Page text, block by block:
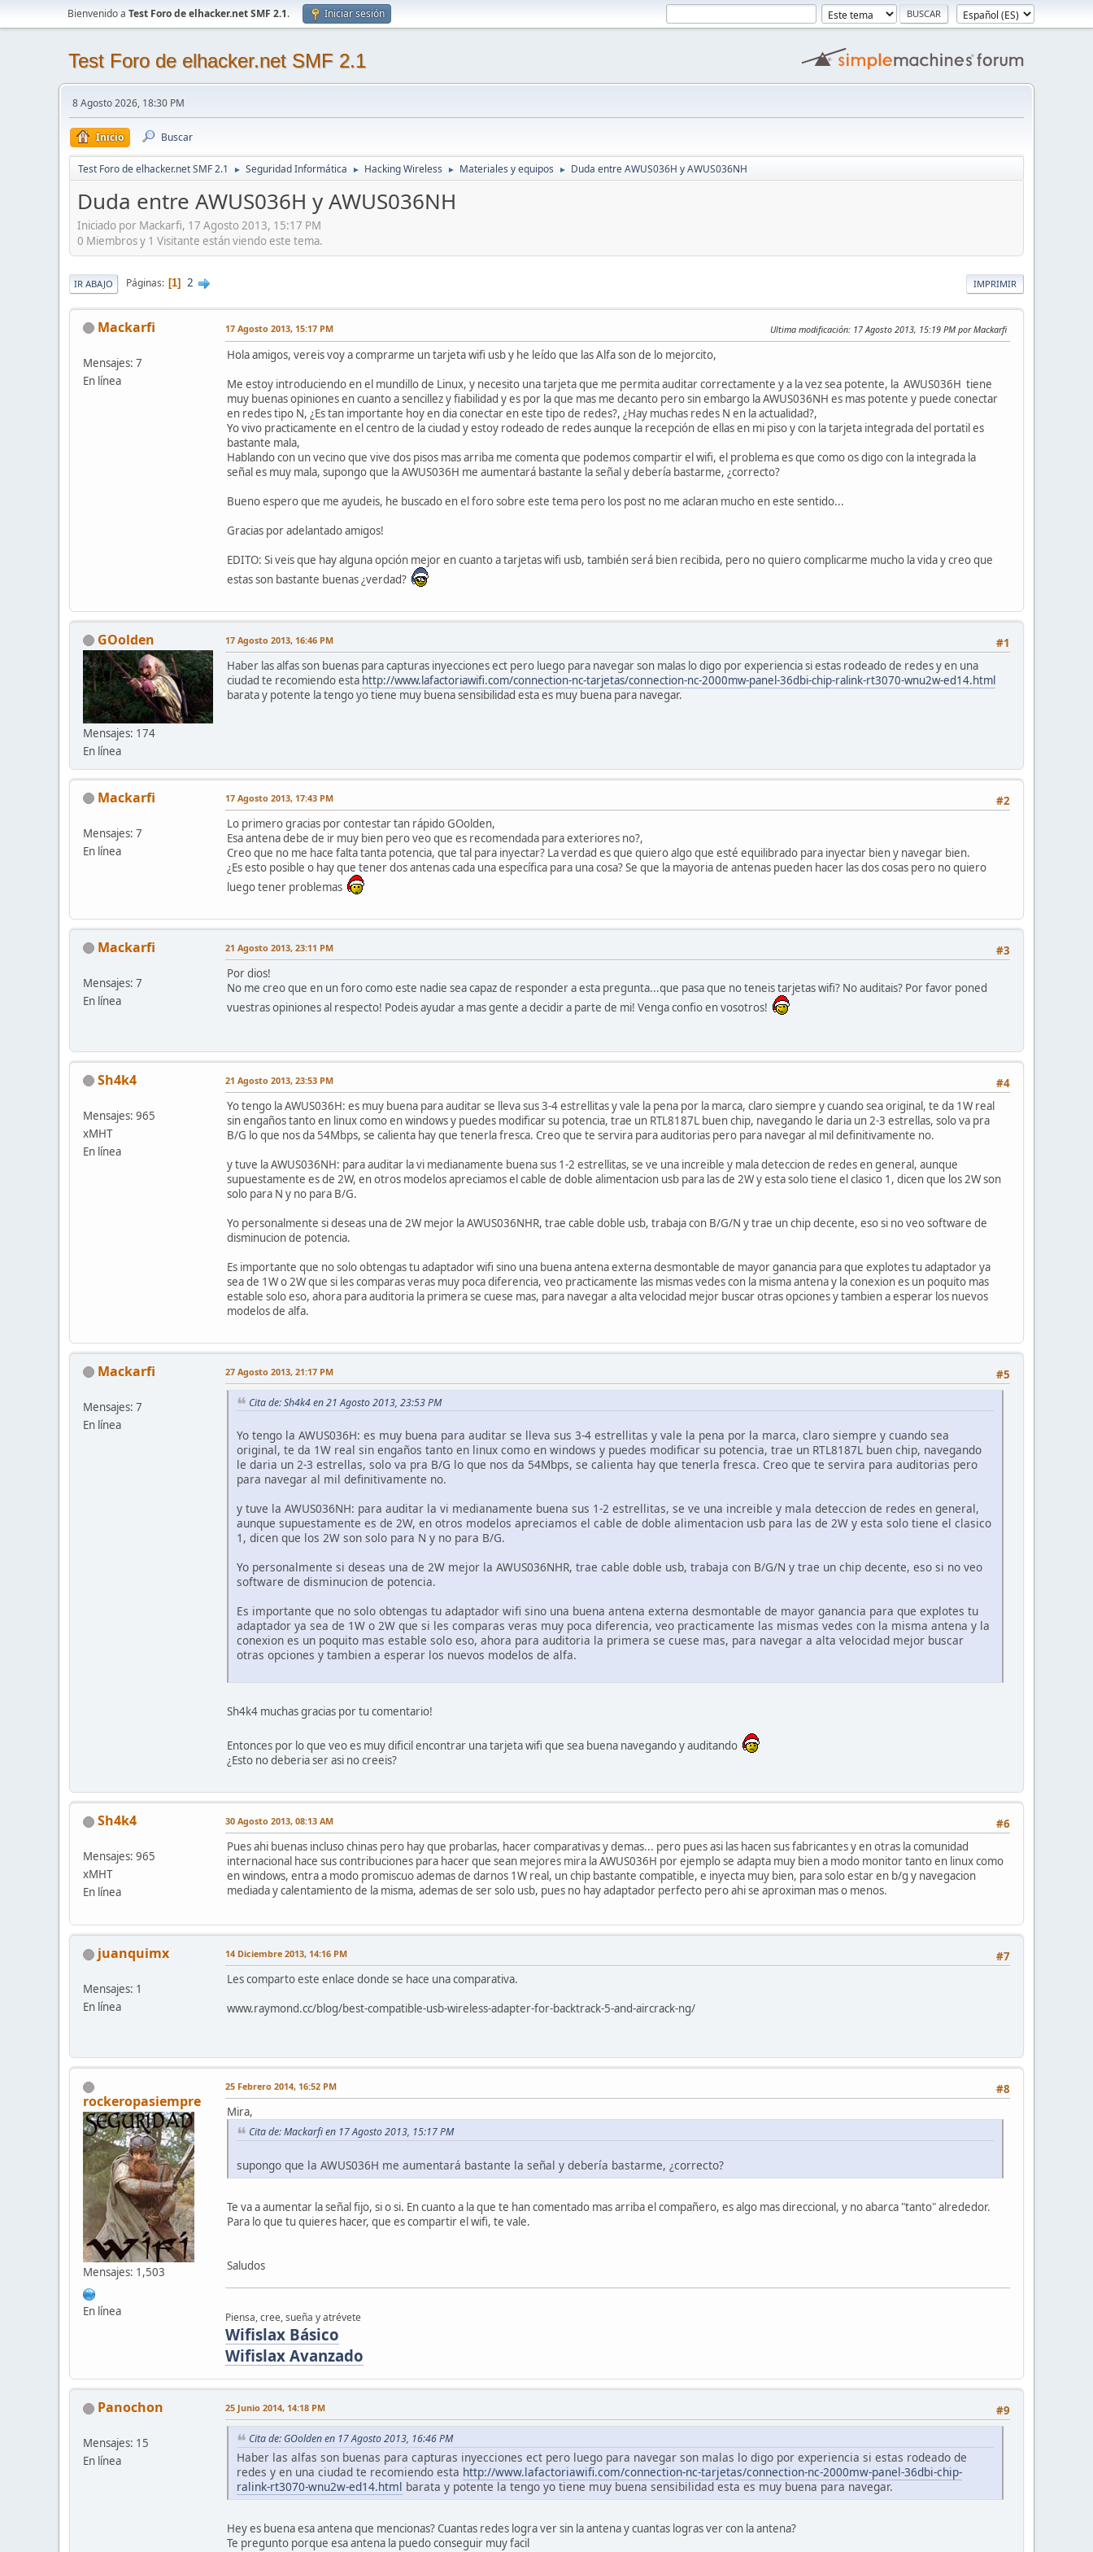
Bienvenido a Test Foro de elhacker.net SMF 2.1. Iniciar sesión
Test Foro de elhacker.net SMF 2.1
8 Agosto 2026, 18:30 PM
Inicio Buscar
Test Foro de elhacker.net SMF 2.1 ► Seguridad Informática ► Hacking Wireless ► Materiales y equipos ► Duda entre AWUS036H y AWUS036NH
Duda entre AWUS036H y AWUS036NH
Iniciado por Mackarfi, 17 Agosto 2013, 15:17 PM
0 Miembros y 1 Visitante están viendo este tema.
IMPRIMIR
IR ABAJO Páginas 1 2
Mackarfi
Mensajes: 7
En línea
17 Agosto 2013, 15:17 PM Ultima modificación: 17 Agosto 2013, 15:19 PM por Mackarfi
Hola amigos, vereis voy a comprarme un tarjeta wifi usb y he leído que las Alfa son de lo mejorcito,
Me estoy introduciendo en el mundillo de Linux, y necesito una tarjeta que me permita auditar correctamente y a la vez sea potente, la AWUS036H tiene
muy buenas opiniones en cuanto a sencillez y fiabilidad y es por la que mas me decanto pero sin embargo la AWUS036NH es mas potente y puede conectar
en redes tipo N, ¿Es tan importante hoy en dia conectar en este tipo de redes?, ¿Hay muchas redes N en la actualidad?,
Yo vivo practicamente en el centro de la ciudad y estoy rodeado de redes aunque la recepción de ellas en mi piso y con la tarjeta integrada del portatil es
bastante mala,
Hablando con un vecino que vive dos pisos mas arriba me comenta que podemos compartir el wifi, el problema es que como os digo con la integrada la
señal es muy mala, supongo que la AWUS036H me aumentará bastante la señal y debería bastarme, ¿correcto?
Bueno espero que me ayudeis, he buscado en el foro sobre este tema pero los post no me aclaran mucho en este sentido...
Gracias por adelantado amigos!
EDITO: Si veis que hay alguna opción mejor en cuanto a tarjetas wifi usb, también será bien recibida, pero no quiero complicarme mucho la vida y creo que
estas son bastante buenas ¿verdad?
GOolden
Mensajes: 174
En línea
#1
17 Agosto 2013, 16:46 PM
Haber las alfas son buenas para capturas inyecciones ect pero luego para navegar son malas lo digo por experiencia si estas rodeado de redes y en una
ciudad te recomiendo esta http://www.lafactoriawifi.com/connection-nc-tarjetas/connection-nc-2000mw-panel-36dbi-chip-ralink-rt3070-wnu2w-ed14.html
barata y potente la tengo yo tiene muy buena sensibilidad esta es muy buena para navegar.
Mackarfi
Mensajes: 7
En línea
#2
17 Agosto 2013, 17:43 PM
Lo primero gracias por contestar tan rápido GOolden,
Esa antena debe de ir muy bien pero veo que es recomendada para exteriores no?,
Creo que no me hace falta tanta potencia, que tal para inyectar? La verdad es que quiero algo que esté equilibrado para inyectar bien y navegar bien.
¿Es esto posible o hay que tener dos antenas cada una específica para una cosa? Se que la mayoria de antenas pueden hacer las dos cosas pero no quiero
luego tener problemas
Mackarfi
Mensajes: 7
En línea
#3
21 Agosto 2013, 23:11 PM
Por dios!
No me creo que en un foro como este nadie sea capaz de responder a esta pregunta...que pasa que no teneis tarjetas wifi? No auditais? Por favor poned
vuestras opiniones al respecto! Podeis ayudar a mas gente a decidir a parte de mi! Venga confio en vosotros!
Sh4k4
Mensajes: 965
xMHT
En línea
#4
21 Agosto 2013, 23:53 PM
Yo tengo la AWUS036H: es muy buena para auditar se lleva sus 3-4 estrellitas y vale la pena por la marca, claro siempre y cuando sea original, te da 1W real
sin engaños tanto en linux como en windows y puedes modificar su potencia, trae un RTL8187L buen chip, navegando le daria un 2-3 estrellas, solo va pra
B/G lo que nos da 54Mbps, se calienta hay que tenerla fresca. Creo que te servira para auditorias pero para navegar al mil definitivamente no.
y tuve la AWUS036NH: para auditar la vi medianamente buena sus 1-2 estrellitas, se ve una increible y mala deteccion de redes en general, aunque
supuestamente es de 2W, en otros modelos apreciamos el cable de doble alimentacion usb para las de 2W y esta solo tiene el clasico 1, dicen que los 2W son
solo para N y no para B/G.
Yo personalmente si deseas una de 2W mejor la AWUS036NHR, trae cable doble usb, trabaja con B/G/N y trae un chip decente, eso si no veo software de
disminucion de potencia.
Es importante que no solo obtengas tu adaptador wifi sino una buena antena externa desmontable de mayor ganancia para que explotes tu adaptador ya
sea de 1W o 2W que si les comparas veras muy poca diferencia, veo practicamente las mismas vedes con la misma antena y la conexion es un poquito mas
estable solo eso, ahora para auditoria la primera se cuese mas, para navegar a alta velocidad mejor buscar otras opciones y tambien a esperar los nuevos
modelos de alfa.
Mackarfi
Mensajes: 7
En línea
#5
27 Agosto 2013, 21:17 PM
Cita de: Sh4k4 en 21 Agosto 2013, 23:53 PM
Yo tengo la AWUS036H: es muy buena para auditar se lleva sus 3-4 estrellitas y vale la pena por la marca, claro siempre y cuando sea
original, te da 1W real sin engaños tanto en linux como en windows y puedes modificar su potencia, trae un RTL8187L buen chip, navegando
le daria un 2-3 estrellas, solo va pra B/G lo que nos da 54Mbps, se calienta hay que tenerla fresca. Creo que te servira para auditorias pero
para navegar al mil definitivamente no.
y tuve la AWUS036NH: para auditar la vi medianamente buena sus 1-2 estrellitas, se ve una increible y mala deteccion de redes en general,
aunque supuestamente es de 2W, en otros modelos apreciamos el cable de doble alimentacion usb para las de 2W y esta solo tiene el clasico
1, dicen que los 2W son solo para N y no para B/G.
Yo personalmente si deseas una de 2W mejor la AWUS036NHR, trae cable doble usb, trabaja con B/G/N y trae un chip decente, eso si no veo
software de disminucion de potencia.
Es importante que no solo obtengas tu adaptador wifi sino una buena antena externa desmontable de mayor ganancia para que explotes tu
adaptador ya sea de 1W o 2W que si les comparas veras muy poca diferencia, veo practicamente las mismas vedes con la misma antena y la
conexion es un poquito mas estable solo eso, ahora para auditoria la primera se cuese mas, para navegar a alta velocidad mejor buscar
otras opciones y tambien a esperar los nuevos modelos de alfa.
Sh4k4 muchas gracias por tu comentario!
Entonces por lo que veo es muy dificil encontrar una tarjeta wifi que sea buena navegando y auditando
¿Esto no deberia ser asi no creeis?
Sh4k4
Mensajes: 965
xMHT
En línea
#6
30 Agosto 2013, 08:13 AM
Pues ahi buenas incluso chinas pero hay que probarlas, hacer comparativas y demas... pero pues asi las hacen sus fabricantes y en otras la comunidad
internacional hace sus contribuciones para hacer que sean mejores mira la AWUS036H por ejemplo se adapta muy bien a modo monitor tanto en linux como
en windows, entra a modo promiscuo ademas de darnos 1W real, un chip bastante compatible, e inyecta muy bien, para solo estar en b/g y navegacion
mediada y calentamiento de la misma, ademas de ser solo usb, pues no hay adaptador perfecto pero ahi se aproximan mas o menos.
juanquimx
Mensajes: 1
En línea
#7
14 Diciembre 2013, 14:16 PM
Les comparto este enlace donde se hace una comparativa.
www.raymond.cc/blog/best-compatible-usb-wireless-adapter-for-backtrack-5-and-aircrack-ng/
rockeropasiempre
Mensajes: 1,503
En línea
#8
25 Febrero 2014, 16:52 PM
Mira,
Cita de: Mackarfi en 17 Agosto 2013, 15:17 PM
supongo que la AWUS036H me aumentará bastante la señal y debería bastarme, ¿correcto?
Te va a aumentar la señal fijo, si o si. En cuanto a la que te han comentado mas arriba el compañero, es algo mas direccional, y no abarca "tanto" alrededor.
Para lo que tu quieres hacer, que es compartir el wifi, te vale.
Saludos
Piensa, cree, sueña y atrévete
Wifislax Básico
Wifislax Avanzado
Panochon
Mensajes: 15
En línea
#9
25 Junio 2014, 14:18 PM
Cita de: GOolden en 17 Agosto 2013, 16:46 PM
Haber las alfas son buenas para capturas inyecciones ect pero luego para navegar son malas lo digo por experiencia si estas rodeado de
redes y en una ciudad te recomiendo esta http://www.lafactoriawifi.com/connection-nc-tarjetas/connection-nc-2000mw-panel-36dbi-chip-
ralink-rt3070-wnu2w-ed14.html barata y potente la tengo yo tiene muy buena sensibilidad esta es muy buena para navegar.
Hey es buena esa antena que mencionas? Cuantas redes logra ver sin la antena y cuantas logras ver con la antena?
Te pregunto porque esa antena la puedo conseguir muy facil